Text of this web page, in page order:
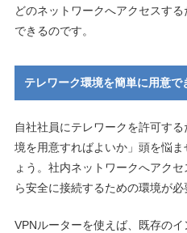
どのネットワークへアクセスす
できるのです。
テレワーク環境を簡単に用意で
自社社員にテレワークを許可す
境を用意すればよいか」頭を悩
ょう。社内ネットワークへアク
ら安全に接続するための環境が必
VPNルーターを使えば、既存の